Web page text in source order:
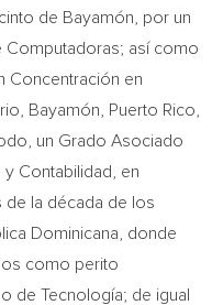
de Bayamón, por un
Computadoras; así como
Concentración en
Bayamón,
Puerto Rico
un Grado Asociado
Contabilidad, en
de la década de los
Dominicana, donde
como perito
de Tecnología; de igual